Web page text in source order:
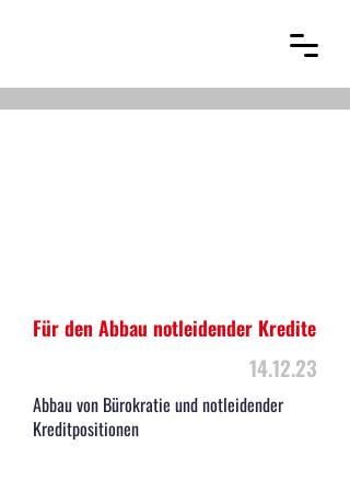
Für den Abbau notleidender Kredite
14.12.23
Abbau von Bürokratie und notleidender
Kreditpositionen